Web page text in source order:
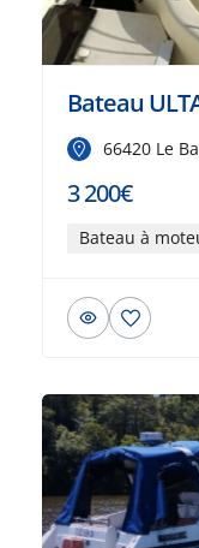
Bateau
66420 Le
3 200€
Bateau à